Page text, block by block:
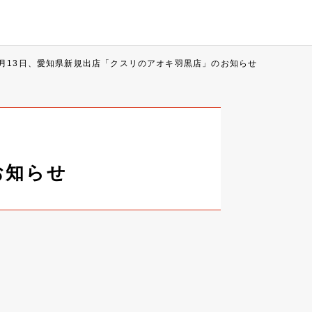
13日、愛知県新規出店「クスリのアオキ羽黒店」のお知らせ
らせ